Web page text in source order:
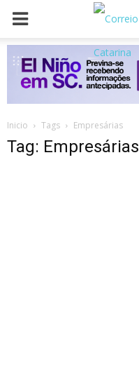
Inicio Tags Empresárias
Tag: Empresárias